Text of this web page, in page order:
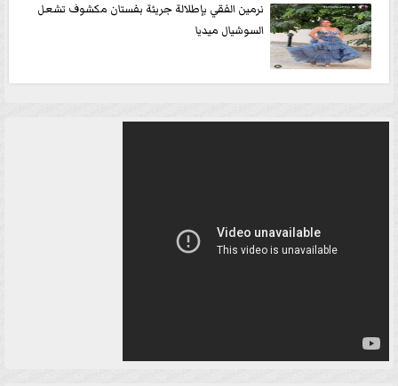
نرمين الفقي بإطلالة جريئة بفستان مكشوف تشعل
السوشيال ميديا